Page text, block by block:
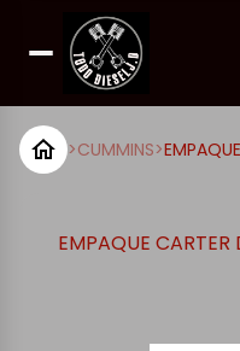
>CUMMINS>
EMPAQUE CARTER